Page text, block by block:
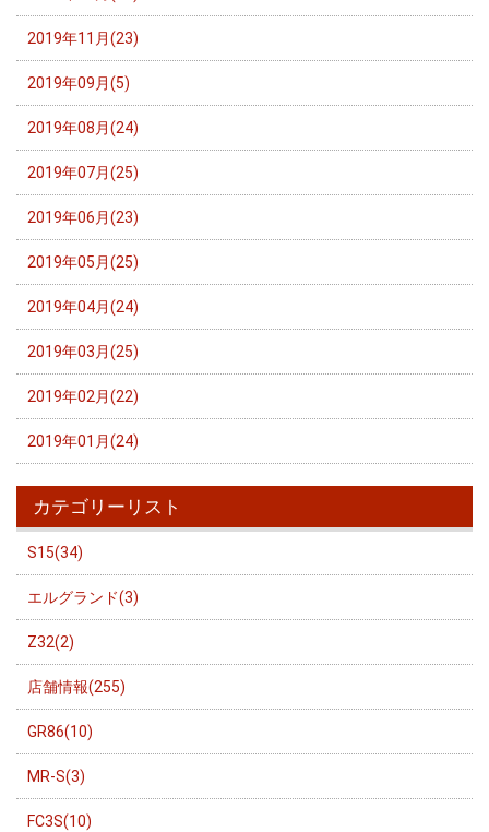
2019年11月(23)
2019年09月(5)
2019年08月(24)
2019年07月(25)
2019年06月(23)
2019年05月(25)
2019年04月(24)
2019年03月(25)
2019年02月(22)
2019年01月(24)
カテゴリーリスト
S15(34)
エルグランド(3)
Z32(2)
店舗情報(255)
GR86(10)
MR-S(3)
FC3S(10)